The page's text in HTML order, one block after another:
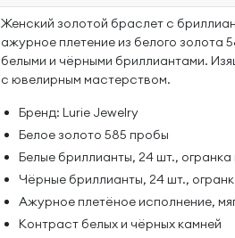
Женский золотой браслет с
ажурное плетение из белого золота
белыми и чёрными бриллиантами.
с ювелирным мастерством.
Бренд: Lurie Jewelry
Белое золото 585 пробы
Белые бриллианты, 24 шт., огранка
Чёрные бриллианты, 24 шт.,
Ажурное плетёное исполнение,
Контраст белых и чёрных камней